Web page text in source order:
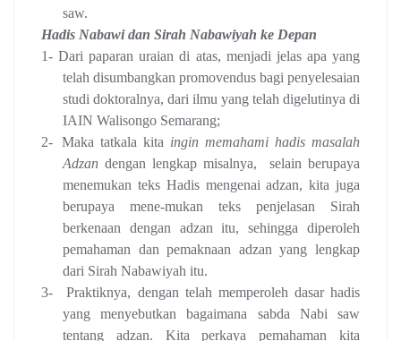
saw.
Hadis Nabawi dan Sirah Nabawiyah ke Depan
1-Dari paparan uraian di atas, menjadi jelas apa yang
telah disumbangkan promovendus bagi penyelesaian
studi doktoralnya, dari ilmu yang telah digelutinya di
IAIN Walisongo Semarang;
2- Maka tatkala kita ingin memahami hadis masalah
Adzan dengan lengkap misalnya,
selain berupaya
menemukan teks Hadis mengenai adzan, kita juga
berupaya mene-mukan teks penjelasan Sirah
berkenaan dengan adzan itu, sehingga diperoleh
pemahaman dan pemaknaan adzan yang lengkap
dari Sirah Nabawiyah itu.
3-
Praktiknya, dengan telah memperoleh dasar hadis
yang menyebutkan bagaimana sabda Nabi saw
tentang adzan. Kita perkaya pemahaman kita